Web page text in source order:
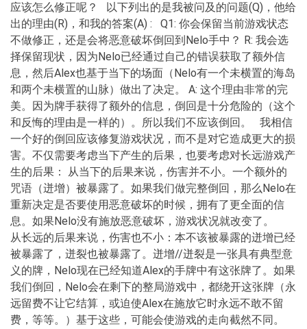
应该怎么修正呢？ 以下列出的是我被问及的问题(Q)，他给
出的理由(R)，和我的答案(A) : Q1: 你会保留当前游戏状态
不做修正，还是会将恶意破坏倒回到Nelo手中？ R: 我会选
择保留现状，因为Nelo已经通过自己的错误获取了额外信
息，然后Alex也基于当下的场面（Nelo有一个未横置的海岛
和两个未横置的山脉）做出了决定。 A: 这个理由非常的完
美。因为牌手获得了额外的信息，倒回是十分危险的（这个
和反悔的理由是一样的）。所以我们不应该倒回。 我相信
一个好的倒回应该修复游戏状况，而不是对它造成更大的损
害。不仅需要考虑当下产生的后果，也要考虑对长远游戏产
生的后果： 从当下的后果来说，伤害并不小。一个额外的
咒语（迸增）被暴露了。如果我们做完整倒回，那么Nelo在
重新决定是否要使用恶意破坏的时候，拥有了更全面的信
息。如果Nelo没有施放恶意破坏，游戏状况就改变了。
从长远的后果来说，伤害也不小：本不该被暴露的迸增已经
被暴露了，迸裂也被暴露了。迸增//迸裂是一张具有典型意
义的牌，Nelo现在已经知道Alex的手牌中有这张牌了。如果
我们倒回，Nelo会在剩下的整局游戏中，都绕开这张牌（永
远留费不让它结算，或迫使Alex在施放它时永远不敢不留
费，等等。）基于这些，可能会使游戏的走向截然不同。